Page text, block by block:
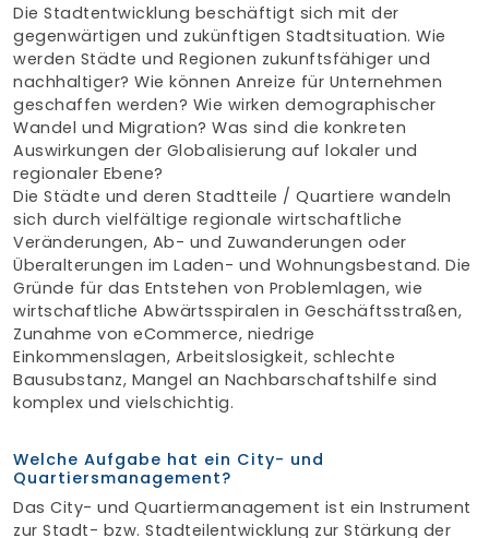
Die Stadtentwicklung beschäftigt sich mit der
gegenwärtigen und zukünftigen Stadtsituation. Wie
werden Städte und Regionen zukunftsfähiger und
nachhaltiger? Wie können Anreize für Unternehmen
geschaffen werden? Wie wirken demographischer
Wandel und Migration? Was sind die konkreten
Auswirkungen der Globalisierung auf lokaler und
regionaler Ebene?
Die Städte und deren Stadtteile / Quartiere wandeln
sich durch vielfältige regionale wirtschaftliche
Veränderungen, Ab- und Zuwanderungen oder
Überalterungen im Laden- und Wohnungsbestand. Die
Gründe für das Entstehen von Problemlagen, wie
wirtschaftliche Abwärtsspiralen in Geschäftsstraßen,
Zunahme von eCommerce, niedrige
Einkommenslagen, Arbeitslosigkeit, schlechte
Bausubstanz, Mangel an Nachbarschaftshilfe sind
komplex und vielschichtig.
Welche Aufgabe hat ein City- und
Quartiersmanagement?
Das City- und Quartiermanagement ist ein Instrument
zur Stadt- bzw. Stadteilentwicklung zur Stärkung der